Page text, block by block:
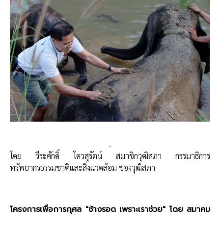
.
โดย วีระศักดิ์ โควสุรัตน์ สมาชิกวุฒิสภา กรรมาธิการ
ทรัพยากรธรรมชาติและสิ่งแวดล้อม ของวุฒิสภา
โครงการ​เพื่อการกุศล​ "ช้างรอด เพราะ​เรา​ช่วย" โดย สมาคม​